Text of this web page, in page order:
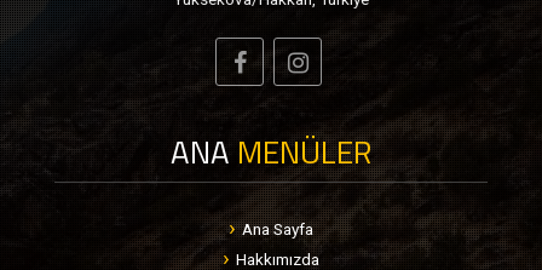
ANA MENÜLER
Ana Sayfa
Hakkımızda